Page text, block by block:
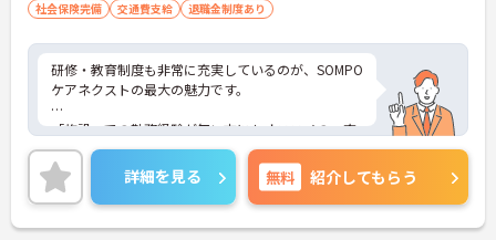
社会保険完備
交通費支給 退職金制度あり
研修・教育制度も非常に充実しているのが、SOMPO
ケアネクストの最大の魅力です。
「施設」での勤務経験が無い方にもオススメの、充
実の受け入れ態勢が完備されています。2016年4月
に東京都港区の本社近くに「研修センター」がOPE
N！模擬施設となっており、全職種共通でリアルな
研修が受けられます。このような取り組みも業界で
は非常にめずらしいものとなっており、社員思いの
詳細を見る 無料 紹介してもらう